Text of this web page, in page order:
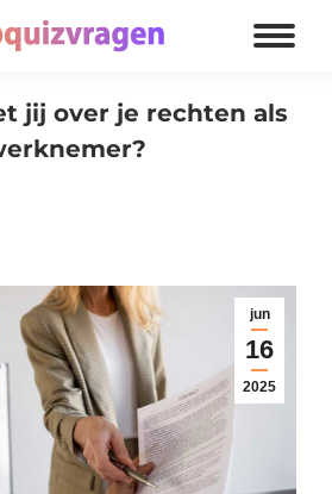
jij over je rechten als
jun
16
2025